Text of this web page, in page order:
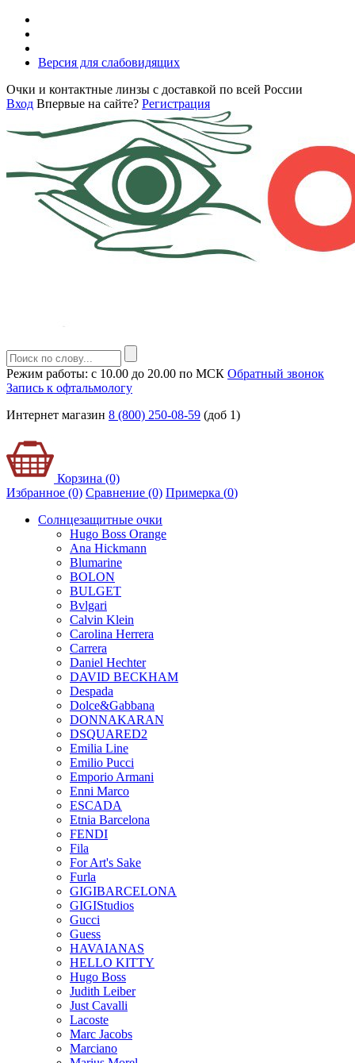
Версия для слабовидящих
Очки и контактные линзы с доставкой по всей России
Вход Впервые на сайте? Регистрация
Режим работы: с 10.00 до 20.00 по МСК Обратный звонок
Запись к офтальмологу
Интернет магазин 8 (800) 250-08-59 (доб 1)
Корзина (0)
Избранное (0) Сравнение (0) Примерка (0)
Солнцезащитные очки
Hugo Boss Orange
Ana Hickmann
Blumarine
BOLON
BULGET
Bvlgari
Calvin Klein
Carolina Herrera
Carrera
Daniel Hechter
DAVID BECKHAM
Despada
Dolce&Gabbana
DONNAKARAN
DSQUARED2
Emilia Line
Emilio Pucci
Emporio Armani
Enni Marco
ESCADA
Etnia Barcelona
FENDI
Fila
For Art's Sake
Furla
GIGIBARCELONA
GIGIStudios
Gucci
Guess
HAVAIANAS
HELLO KITTY
Hugo Boss
Judith Leiber
Just Cavalli
Lacoste
Marc Jacobs
Marciano